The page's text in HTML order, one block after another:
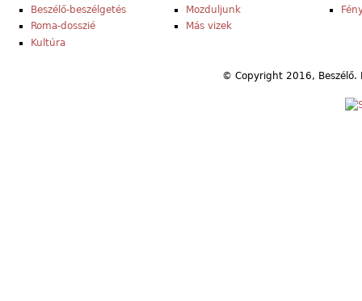
Beszélő-beszélgetés
Roma-dosszié
Kultúra
Mozduljunk
Más vizek
© Copyright 2016,